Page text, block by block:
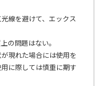
線を避けて、エックス
の問題はない。
現れた場合には使用を
に際しては慎重に期す